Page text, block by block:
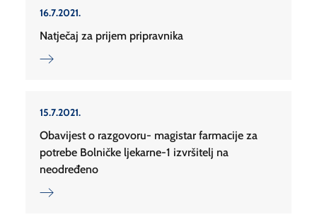
16.7.2021.
Natječaj za prijem pripravnika
15.7.2021.
Obavijest o razgovoru- magistar farmacije za
potrebe Bolničke ljekarne-1 izvršitelj na
neodređeno